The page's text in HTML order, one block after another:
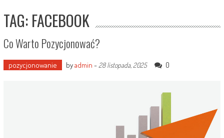
TAG: FACEBOOK
Co Warto Pozycjonować?
pozycjonowanie byadmin - 28 listopada, 2025 0